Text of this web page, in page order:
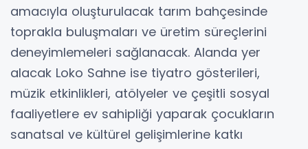
amacıyla oluşturulacak tarım bahçesinde
toprakla buluşmaları ve üretim süreçlerini
deneyimlemeleri sağlanacak. Alanda yer
alacak Loko Sahne ise tiyatro gösterileri,
müzik etkinlikleri, atölyeler ve çeşitli sosyal
faaliyetlere ev sahipliği yaparak çocukların
sanatsal ve kültürel gelişimlerine katkı